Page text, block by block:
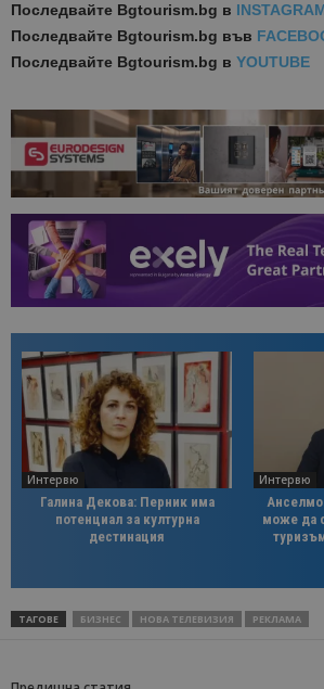
Последвайте Bgtourism.bg в
Последвайте Bgtourism.bg във
Последвайте Bgtourism.bg в YOUTUBE
Интервю
Галина Декова: Перник има
потенциал за културна
дестинация
Интервю
Анселмо
може да
ТАГОВЕ БИЗНЕС НОВА ТЕЛЕВИЗИЯ РЕКЛАМА